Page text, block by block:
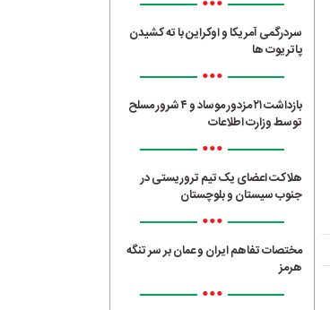
سردرگمی آمریکا و اوکراین با ته کشیدن
پاتریوت ها
•••
بازداشت ۲۱ مزدور موساد و ۴ شرور مسلح
توسط وزارت اطلاعات
•••
هلاکت اعضای یک تیم تروریستی در
جنوب سیستان و بلوچستان
•••
مختصات تفاهم ایران و عمان بر سر تنگه
هرمز
•••